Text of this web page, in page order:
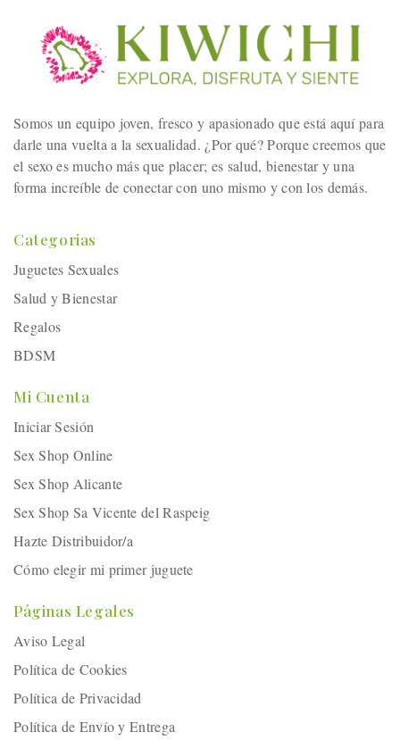
Somos un equipo joven, fresco y apasionado que está aquí para
darle una vuelta a la sexualidad. ¿Por qué? Porque creemos que
el sexo es mucho más que placer; es salud, bienestar y una
forma increíble de conectar con uno mismo y con los demás.
Categorias
Juguetes Sexuales
Salud y Bienestar
Regalos
BDSM
Mi Cuenta
Iniciar Sesión
Sex Shop Online
Sex Shop Alicante
Sex Shop Sa Vicente del Raspeig
Hazte Distribuidor/a
Cómo elegir mi primer juguete
Páginas Legales
Aviso Legal
Política de Cookies
Política de Privacidad
Política de Envío y Entrega